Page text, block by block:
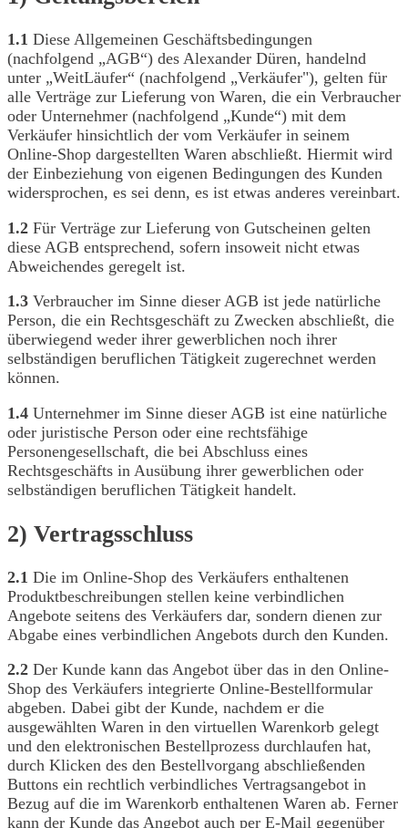
1.1 Diese Allgemeinen Geschäftsbedingungen
(nachfolgend „AGB“) des Alexander Düren, handelnd
unter „WeitLäufer“ (nachfolgend „Verkäufer"), gelten für
alle Verträge zur Lieferung von Waren, die ein Verbraucher
oder Unternehmer (nachfolgend „Kunde“) mit dem
Verkäufer hinsichtlich der vom Verkäufer in seinem
Online-Shop dargestellten Waren abschließt. Hiermit wird
der Einbeziehung von eigenen Bedingungen des Kunden
widersprochen, es sei denn, es ist etwas anderes vereinbart.
1.2 Für Verträge zur Lieferung von Gutscheinen gelten
diese AGB entsprechend, sofern insoweit nicht etwas
Abweichendes geregelt ist.
1.3 Verbraucher im Sinne dieser AGB ist jede natürliche
Person, die ein Rechtsgeschäft zu Zwecken abschließt, die
überwiegend weder ihrer gewerblichen noch ihrer
selbständigen beruflichen Tätigkeit zugerechnet werden
können.
1.4 Unternehmer im Sinne dieser AGB ist eine natürliche
oder juristische Person oder eine rechtsfähige
Personengesellschaft, die bei Abschluss eines
Rechtsgeschäfts in Ausübung ihrer gewerblichen oder
selbständigen beruflichen Tätigkeit handelt.
2) Vertragsschluss
2.1 Die im Online-Shop des Verkäufers enthaltenen
Produktbeschreibungen stellen keine verbindlichen
Angebote seitens des Verkäufers dar, sondern dienen zur
Abgabe eines verbindlichen Angebots durch den Kunden.
2.2 Der Kunde kann das Angebot über das in den Online-
Shop des Verkäufers integrierte Online-Bestellformular
abgeben. Dabei gibt der Kunde, nachdem er die
ausgewählten Waren in den virtuellen Warenkorb gelegt
und den elektronischen Bestellprozess durchlaufen hat,
durch Klicken des den Bestellvorgang abschließenden
Buttons ein rechtlich verbindliches Vertragsangebot in
Bezug auf die im Warenkorb enthaltenen Waren ab. Ferner
kann der Kunde das Angebot auch per E-Mail gegenüber